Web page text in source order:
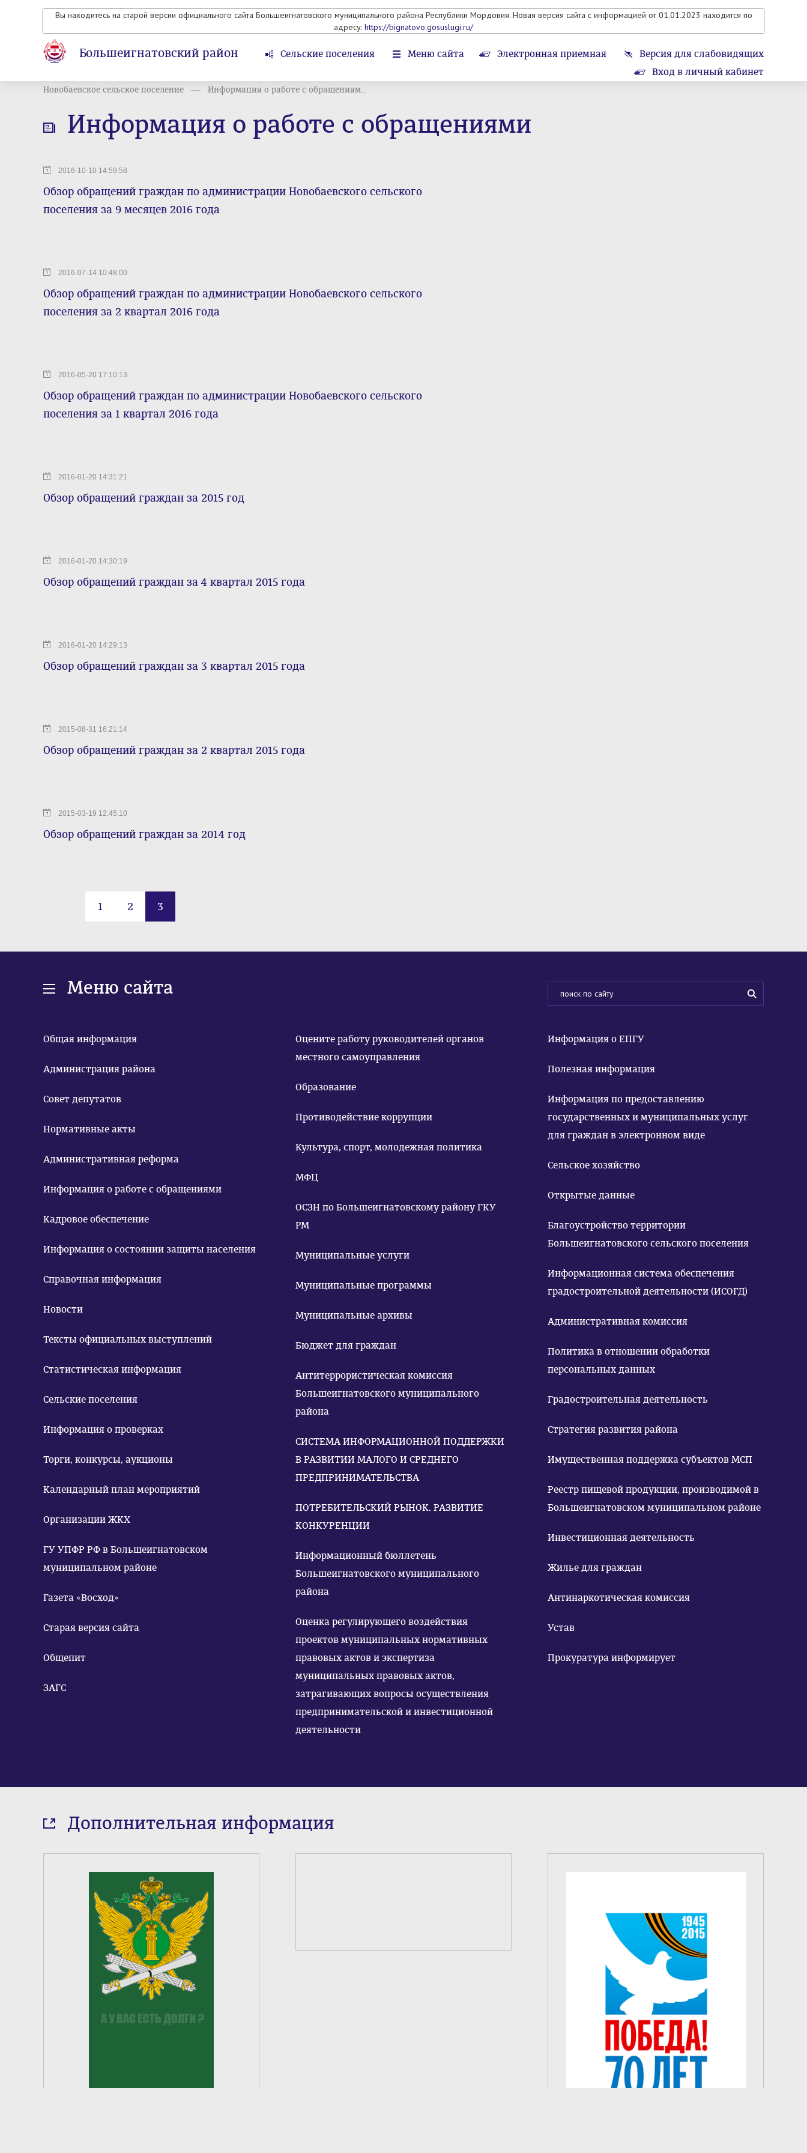
Вы находитесь на старой версии официального сайта Большеигнатовского муниципального района Республики Мордовия. Новая версия сайта с информацией от 01.01.2023 находится по
адресу: https://bignatovo.gosuslugi.ru/
Большеигнатовский район Сельские поселения Меню сайта Электронная приемная
Версия для слабовидящих
Вход в личный кабинет
Новобаевское сельское поселение Информация о работе с обращениям...
Информация о работе с обращениями
2016-10-10 14:59:58
Обзор обращений граждан по администрации Новобаевского сельского
поселения за 9 месяцев 2016 года
2016-07-14 10:48:00
Обзор обращений граждан по администрации Новобаевского сельского
поселения за 2 квартал 2016 года
2016-05-20 17:10:13
Обзор обращений граждан по администрации Новобаевского сельского
поселения за 1 квартал 2016 года
2016-01-20 14:31:21
Обзор обращений граждан за 2015 год
2016-01-20 14:30:19
Обзор обращений граждан за 4 квартал 2015 года
2016-01-20 14:29:13
Обзор обращений граждан за 3 квартал 2015 года
2015-08-31 16:21:14
Обзор обращений граждан за 2 квартал 2015 года
2015-03-19 12:45:10
Обзор обращений граждан за 2014 год
1 2 3
Меню сайта
Общая информация
Администрация района
Совет депутатов
Нормативные акты
Административная реформа
Информация о работе с обращениями
Кадровое обеспечение
Информация о состоянии защиты населения
Справочная информация
Новости
Тексты официальных выступлений
Статистическая информация
Сельские поселения
Информация о проверках
Торги, конкурсы, аукционы
Календарный план мероприятий
Организации ЖКХ
ГУ УПФР РФ в Большеигнатовском
муниципальном районе
Газета «Восход»
Старая версия сайта
Общепит
ЗАГС
Оцените работу руководителей органов
местного самоуправления
Образование
Противодействие коррупции
Культура, спорт, молодежная политика
МФЦ
ОСЗН по Большеигнатовскому району ГКУ
РМ
Муниципальные услуги
Муниципальные программы
Муниципальные архивы
Бюджет для граждан
Антитеррористическая комиссия
Большеигнатовского муниципального
района
СИСТЕМА ИНФОРМАЦИОННОЙ ПОДДЕРЖКИ
В РАЗВИТИИ МАЛОГО И СРЕДНЕГО
ПРЕДПРИНИМАТЕЛЬСТВА
ПОТРЕБИТЕЛЬСКИЙ РЫНОК. РАЗВИТИЕ
КОНКУРЕНЦИИ
Информационный бюллетень
Большеигнатовского муниципального
района
Оценка регулирующего воздействия
проектов муниципальных нормативных
правовых актов и экспертиза
муниципальных правовых актов,
затрагивающих вопросы осуществления
предпринимательской и инвестиционной
деятельности
Информация о ЕПГУ
Полезная информация
Информация по предоставлению
государственных и муниципальных услуг
для граждан в электронном виде
Сельское хозяйство
Открытые данные
Благоустройство территории
Большеигнатовского сельского поселения
Информационная система обеспечения
градостроительной деятельности (ИСОГД)
Административная комиссия
Политика в отношении обработки
персональных данных
Градостроительная деятельность
Стратегия развития района
Имущественная поддержка субъектов МСП
Реестр пищевой продукции, производимой в
Большеигнатовском муниципальном районе
Инвестиционная деятельность
Жилье для граждан
Антинаркотическая комиссия
Устав
Прокуратура информирует
Дополнительная информация